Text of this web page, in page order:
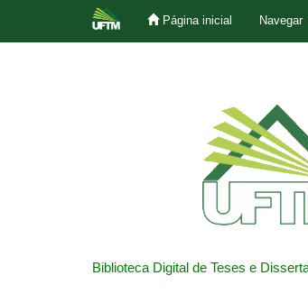
Página inicial Navegar
Biblioteca Digital de Teses e